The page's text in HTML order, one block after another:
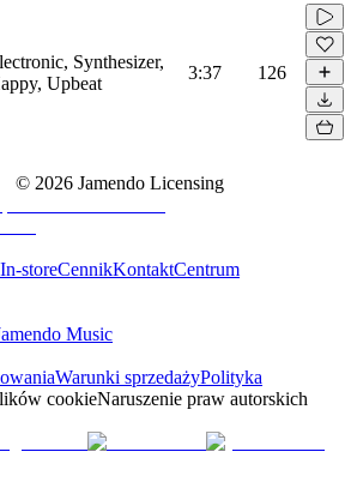
Synthesizer,
Upbeat
3:37 126
© 2026 Jamendo Licensing
storeCennikKontaktCentrum
Music
Warunki sprzedażyPolityka
cookieNaruszenie praw autorskich